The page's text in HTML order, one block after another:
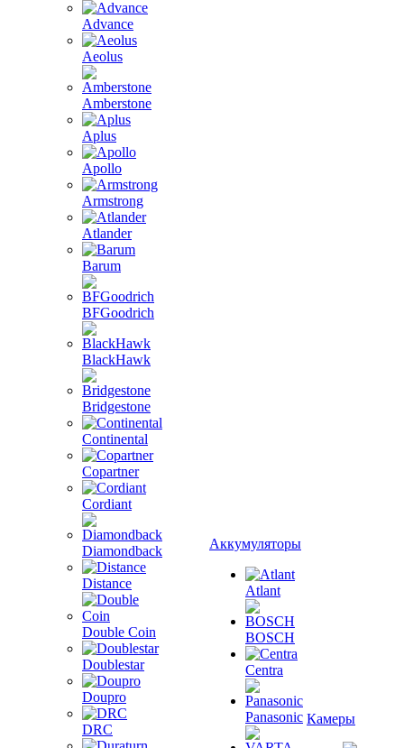
Advance
Aeolus
Amberstone
Aplus
Apollo
Armstrong
Atlander
Barum
BFGoodrich
BlackHawk
Bridgestone
Continental
Copartner
Cordiant
Diamondback
Distance
Double Coin
Doublestar
Doupro
DRC
Аккумуляторы
Atlant
BOSCH
Centra
Panasonic Камеры